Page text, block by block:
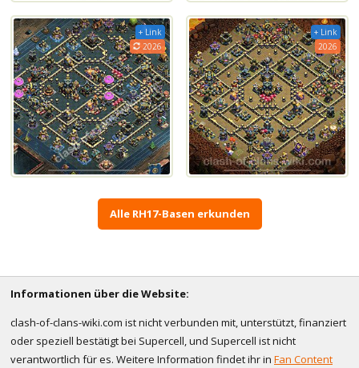
+ Link
2026
+ Link
2026
Alle RH17-Basen erkunden
Informationen über die Website:
clash-of-clans-wiki.com ist nicht verbunden mit, unterstützt, finanziert
oder speziell bestätigt bei Supercell, und Supercell ist nicht
verantwortlich für es. Weitere Information findet ihr in Fan Content